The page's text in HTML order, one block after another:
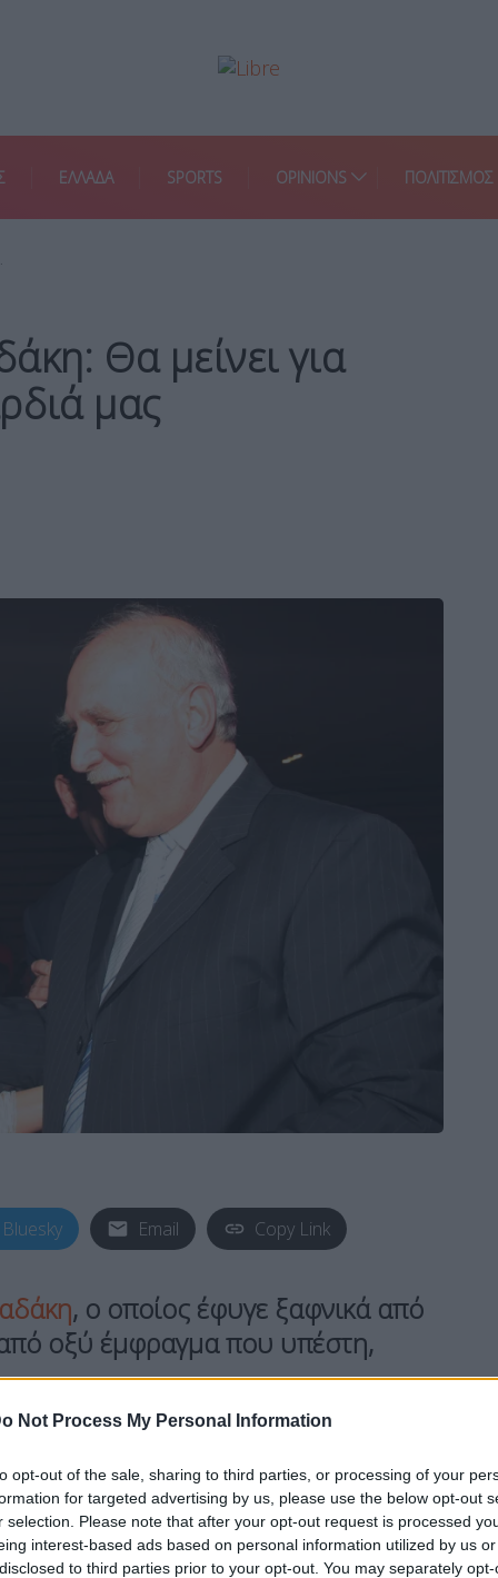
Not Process My Personal Information
opt-out of the sale, sharing to third parties, or processing of your
for targeted advertising by us, please use the below opt-out
selection. Please note that after your opt-out request is processed
interest-based ads based on personal information utilized by us
to third parties prior to your opt-out. You may separately
ΕΛΛΑΔΑ SPORTS OPINIONS ΠΟΛΙΤΙΣΜΟΣ
Θα μείνει για
μας
Bluesky Email Copy Link
, ο οποίος έφυγε ξαφνικά από
οξύ έμφραγμα που υπέστη,
χρόνια απέχει από την τηλεόραση, είναι από
δημοσιογράφο, αφού,επί σειρά ετών,
ζώνη του ΑΝΤ1, όπου παρουσίαζαν τις
καφές», αντίστοιχα .